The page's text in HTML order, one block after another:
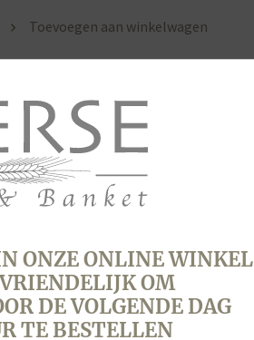
Toevoegen aan winkelwagen
ONZE ONLINE WINKEL
OM
DE VOLGENDE DAG
TE BESTELLEN